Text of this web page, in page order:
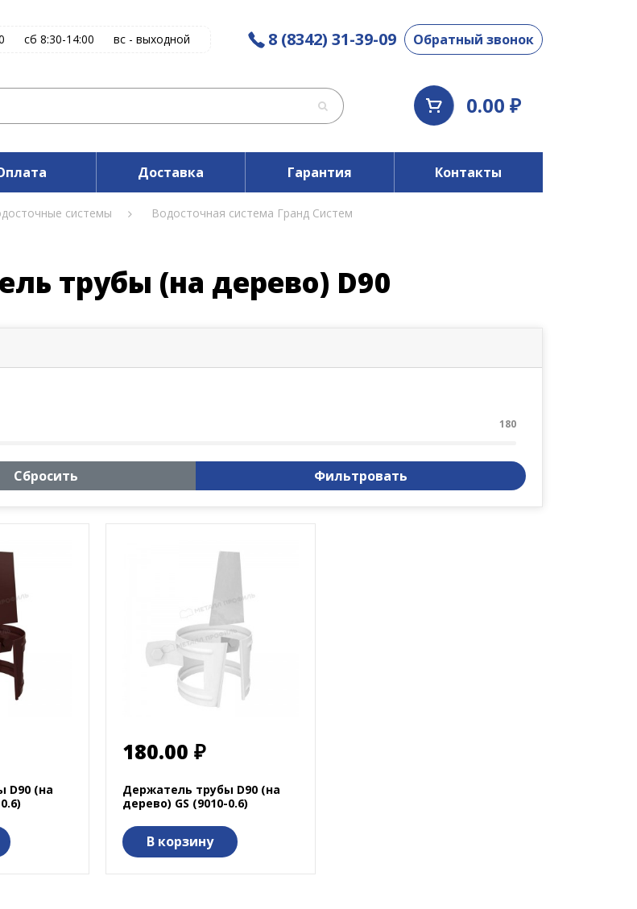
сб 8:30-14:00 вс - выходной 8 (8342) 31-39-09 Обратный звонок
0.00 ₽
Доставка Гарантия Контакты
системы
Водосточная система Гранд Систем
трубы (на дерево) D90
180
Сбросить Фильтровать
D90 (на
180.00 ₽
Держатель трубы D90 (на
дерево) GS (9010-0.6)
В корзину